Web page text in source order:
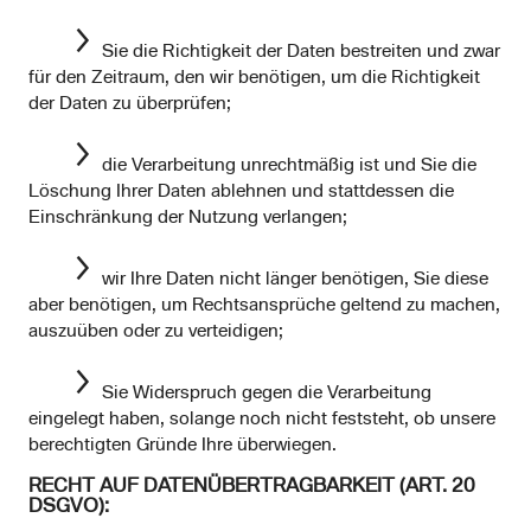
Sie die Richtigkeit der Daten bestreiten und zwar
für den Zeitraum, den wir benötigen, um die Richtigkeit
der Daten zu überprüfen;
die Verarbeitung unrechtmäßig ist und Sie die
Löschung Ihrer Daten ablehnen und stattdessen die
Einschränkung der Nutzung verlangen;
wir Ihre Daten nicht länger benötigen, Sie diese
aber benötigen, um Rechtsansprüche geltend zu machen,
auszuüben oder zu verteidigen;
Sie Widerspruch gegen die Verarbeitung
eingelegt haben, solange noch nicht feststeht, ob unsere
berechtigten Gründe Ihre überwiegen.
RECHT AUF DATENÜBERTRAGBARKEIT (ART. 20
DSGVO):